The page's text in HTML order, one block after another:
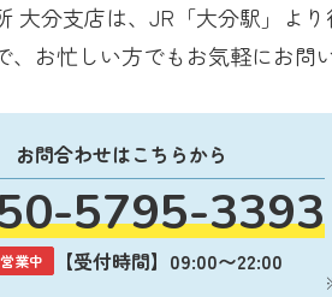
大分支店は、JR「大分駅」よ
、お忙しい方でもお気軽にお問
お問合わせはこちらから
5795-3393
業中 【受付時間】09:00〜22:00